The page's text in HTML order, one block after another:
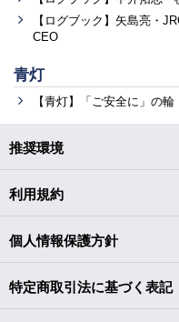
【ログブック】矢島亮・
CEO
青灯
【青灯】「ご安全に」の輪
推奨環境
利用規約
個人情報保護方針
特定商取引法に基づく表記